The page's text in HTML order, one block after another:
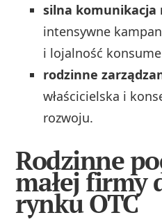
silna
intensywne
i lojalność
rodzinne
właścicielska i
rozwoju.
Rodzinne
małej firmy
rynku OTC